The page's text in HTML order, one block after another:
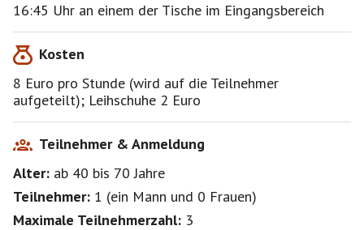
16:45 Uhr an einem der Tische im Eingangsbereich
Kosten
8 Euro pro Stunde (wird auf die Teilnehmer
aufgeteilt); Leihschuhe 2 Euro
Teilnehmer & Anmeldung
Alter: ab 40 bis 70Jahre
Teilnehmer: 1 (ein Mann und 0 Frauen)
Maximale Teilnehmerzahl: 3